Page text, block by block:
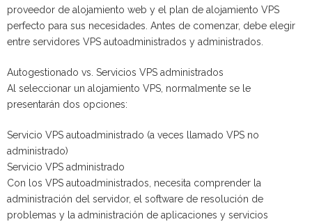
proveedor de alojamiento web y el plan de alojamiento VPS
perfecto para sus necesidades. Antes de comenzar, debe elegir
entre servidores VPS autoadministrados y administrados.
Autogestionado vs. Servicios VPS administrados
Al seleccionar un alojamiento VPS, normalmente se le
presentarán dos opciones:
Servicio VPS autoadministrado (a veces llamado VPS no
administrado)
Servicio VPS administrado
Con los VPS autoadministrados, necesita comprender la
administración del servidor, el software de resolución de
problemas y la administración de aplicaciones y servicios